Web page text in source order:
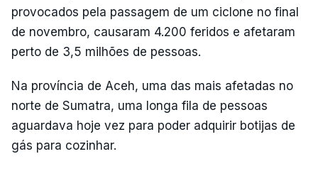
provocados pela passagem de um ciclone no final
de novembro, causaram 4.200 feridos e afetaram
perto de 3,5 milhões de pessoas.
Na província de Aceh, uma das mais afetadas no
norte de Sumatra, uma longa fila de pessoas
aguardava hoje vez para poder adquirir botijas de
gás para cozinhar.